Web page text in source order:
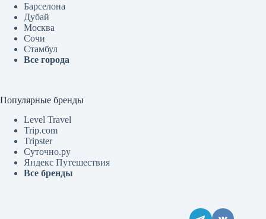
Барселона
Дубай
Москва
Сочи
Стамбул
Все города
Популярные бренды
Level Travel
Trip.com
Tripster
Суточно.ру
Яндекс Путешествия
Все бренды